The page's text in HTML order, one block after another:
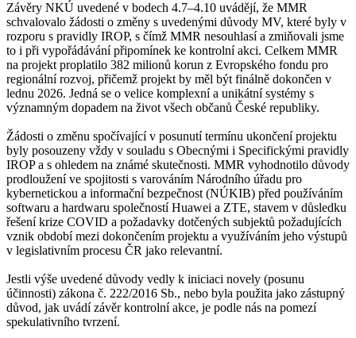
Závěry NKÚ uvedené v bodech 4.7–4.10 uvádějí, že MMR
schvalovalo žádosti o změny s uvedenými důvody MV, které byly v
rozporu s pravidly IROP, s čímž MMR nesouhlasí a zmiňovali jsme
to i při vypořádávání připomínek ke kontrolní akci. Celkem MMR
na projekt proplatilo 382 milionů korun z Evropského fondu pro
regionální rozvoj, přičemž projekt by měl být finálně dokončen v
lednu 2026. Jedná se o velice komplexní a unikátní systémy s
významným dopadem na život všech občanů České republiky.
Žádosti o změnu spočívající v posunutí termínu ukončení projektu
byly posouzeny vždy v souladu s Obecnými i Specifickými pravidly
IROP a s ohledem na známé skutečnosti. MMR vyhodnotilo důvody
prodloužení ve spojitosti s varováním Národního úřadu pro
kybernetickou a informační bezpečnost (NÚKIB) před používáním
softwaru a hardwaru společností Huawei a ZTE, stavem v důsledku
řešení krize COVID a požadavky dotčených subjektů požadujících
vznik období mezi dokončením projektu a využíváním jeho výstupů
v legislativním procesu ČR jako relevantní.
Jestli výše uvedené důvody vedly k iniciaci novely (posunu
účinnosti) zákona č. 222/2016 Sb., nebo byla použita jako zástupný
důvod, jak uvádí závěr kontrolní akce, je podle nás na pomezí
spekulativního tvrzení.